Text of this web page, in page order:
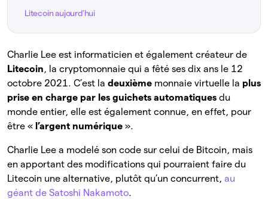
Litecoin aujourd’hui
Charlie Lee est informaticien et également créateur de
Litecoin, la cryptomonnaie qui a fêté ses dix ans le 12
octobre 2021. C’est la deuxième monnaie virtuelle la plus
prise en charge par les guichets automatiques du
monde entier, elle est également connue, en effet, pour
être « l’argent numérique ».
Charlie Lee a modelé son code sur celui de Bitcoin, mais
en apportant des modifications qui pourraient faire du
Litecoin une alternative, plutôt qu’un concurrent, au
géant de Satoshi Nakamoto.